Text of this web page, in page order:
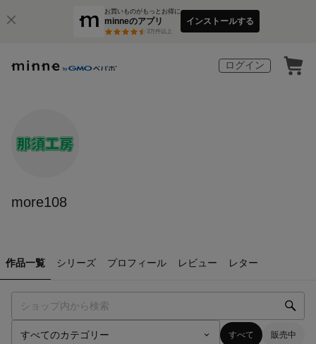
お買いものがもっとお得に
minneのアプリ
3万件以上
インストールする
ログイン
more108
作品一覧 シリーズ プロフィール レビュー レター
すべて 販売中